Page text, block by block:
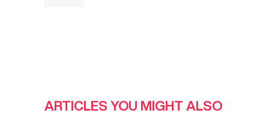
ARTICLES YOU MIGHT ALSO